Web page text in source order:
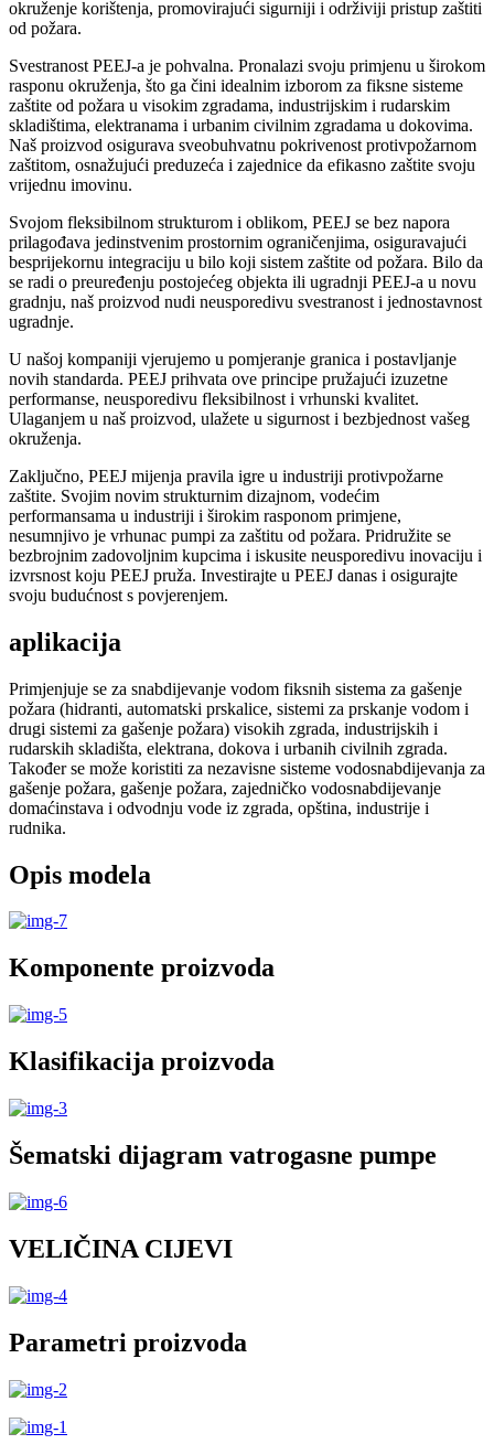
okruženje korištenja, promovirajući sigurniji i održiviji pristup zaštiti
od požara.
Svestranost PEEJ-a je pohvalna. Pronalazi svoju primjenu u širokom
rasponu okruženja, što ga čini idealnim izborom za fiksne sisteme
zaštite od požara u visokim zgradama, industrijskim i rudarskim
skladištima, elektranama i urbanim civilnim zgradama u dokovima.
Naš proizvod osigurava sveobuhvatnu pokrivenost protivpožarnom
zaštitom, osnažujući preduzeća i zajednice da efikasno zaštite svoju
vrijednu imovinu.
Svojom fleksibilnom strukturom i oblikom, PEEJ se bez napora
prilagođava jedinstvenim prostornim ograničenjima, osiguravajući
besprijekornu integraciju u bilo koji sistem zaštite od požara. Bilo da
se radi o preuređenju postojećeg objekta ili ugradnji PEEJ-a u novu
gradnju, naš proizvod nudi neusporedivu svestranost i jednostavnost
ugradnje.
U našoj kompaniji vjerujemo u pomjeranje granica i postavljanje
novih standarda. PEEJ prihvata ove principe pružajući izuzetne
performanse, neusporedivu fleksibilnost i vrhunski kvalitet.
Ulaganjem u naš proizvod, ulažete u sigurnost i bezbjednost vašeg
okruženja.
Zaključno, PEEJ mijenja pravila igre u industriji protivpožarne
zaštite. Svojim novim strukturnim dizajnom, vodećim
performansama u industriji i širokim rasponom primjene,
nesumnjivo je vrhunac pumpi za zaštitu od požara. Pridružite se
bezbrojnim zadovoljnim kupcima i iskusite neusporedivu inovaciju i
izvrsnost koju PEEJ pruža. Investirajte u PEEJ danas i osigurajte
svoju budućnost s povjerenjem.
aplikacija
Primjenjuje se za snabdijevanje vodom fiksnih sistema za gašenje
požara (hidranti, automatski prskalice, sistemi za prskanje vodom i
drugi sistemi za gašenje požara) visokih zgrada, industrijskih i
rudarskih skladišta, elektrana, dokova i urbanih civilnih zgrada.
Također se može koristiti za nezavisne sisteme vodosnabdijevanja za
gašenje požara, gašenje požara, zajedničko vodosnabdijevanje
domaćinstava i odvodnju vode iz zgrada, opština, industrije i
rudnika.
Opis modela
Komponente proizvoda
Klasifikacija proizvoda
Šematski dijagram vatrogasne pumpe
VELIČINA CIJEVI
Parametri proizvoda